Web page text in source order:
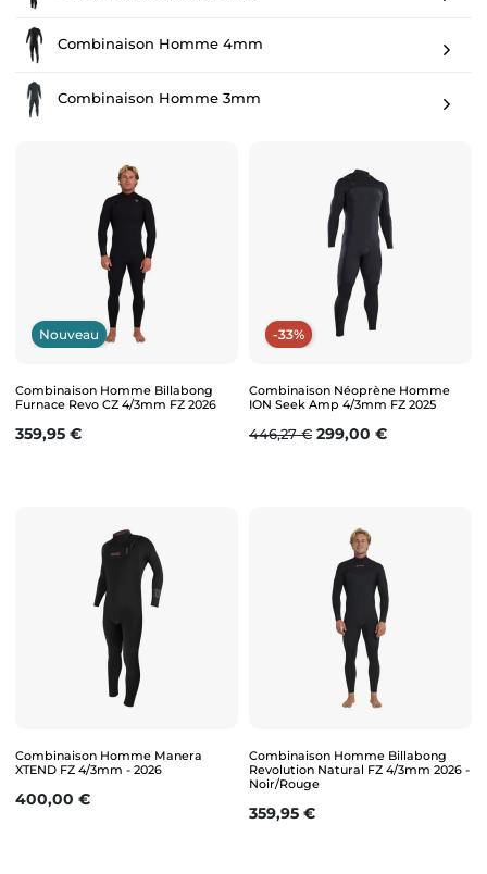
Combinaison Homme 4mm
Combinaison Homme 3mm
Nouveau
Combinaison Homme Billabong
Furnace Revo CZ 4/3mm FZ 2026
Prix
359,95 €
-33%
Combinaison Néoprène Homme
ION Seek Amp 4/3mm FZ 2025
Prix de base
446,27 € Prix
299,00 €
Combinaison Homme Manera
XTEND FZ 4/3mm - 2026
Prix
400,00 €
Combinaison Homme Billabong
Revolution Natural FZ 4/3mm 2026 -
Noir/Rouge
Prix
359,95 €